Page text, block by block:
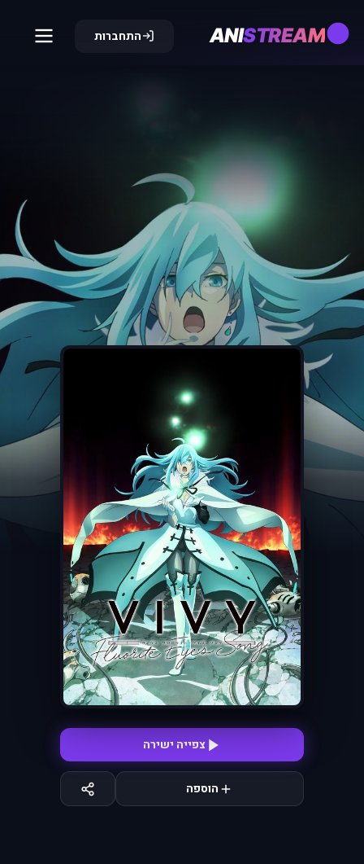
ANISTREAM התחברות
צפייה ישירה
הוספה